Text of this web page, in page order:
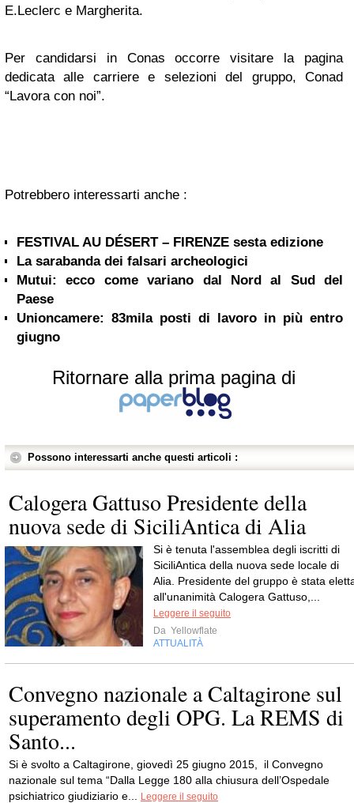
E.Leclerc e Margherita.
Per candidarsi in Conas occorre visitare la pagina
dedicata alle carriere e selezioni del gruppo, Conad
“Lavora con noi”.
Potrebbero interessarti anche :
FESTIVAL AU DÉSERT – FIRENZE sesta edizione
La sarabanda dei falsari archeologici
Mutui: ecco come variano dal Nord al Sud del
Paese
Unioncamere: 83mila posti di lavoro in più entro
giugno
Ritornare alla prima pagina di
Possono interessarti anche questi articoli :
Calogera Gattuso Presidente della
nuova sede di SiciliAntica di Alia
Si è tenuta l'assemblea degli iscritti di
SiciliAntica della nuova sede locale di
Alia. Presidente del gruppo è stata
all'unanimità Calogera Gattuso,...
Leggere il seguito
Da Yellowflate
ATTUALITÀ
Convegno nazionale a Caltagirone sul
superamento degli OPG. La REMS di
Santo...
Si è svolto a Caltagirone, giovedì 25 giugno 2015, il Convegno
nazionale sul tema “Dalla Legge 180 alla chiusura dell’Ospedale
psichiatrico giudiziario e...
Leggere il seguito